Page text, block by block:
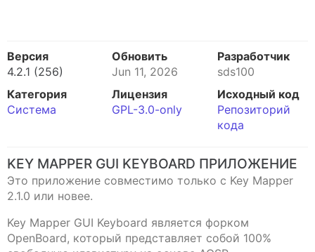
Версия
4.2.1 (256)
Обновить
Jun 11, 2026
Разработчик
sds100
Категория
Система
Лицензия
GPL-3.0-only
Исходный код
Репозиторий
кода
KEY MAPPER GUI KEYBOARD ПРИЛОЖЕНИЕ
Это приложение совместимо только с Key Mapper
2.1.0 или новее.
Key Mapper GUI Keyboard является форком
OpenBoard, который представляет собой 100%